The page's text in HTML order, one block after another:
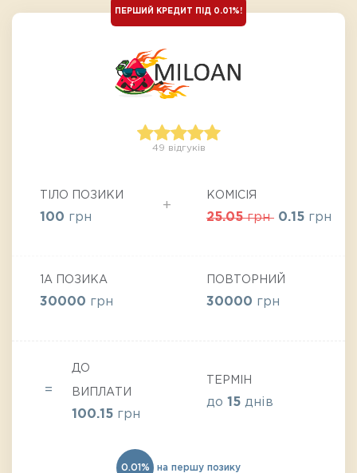
ПЕРШИЙ КРЕДИТ ПІД 0.01%!
49 відгуків
ТІЛО ПОЗИКИ
100 грн
КОМІСІЯ
25.05грн 0.15 грн
ДО
ВИПЛАТИ
100.15 грн
1А ПОЗИКА
30000 грн
ПОВТОРНИЙ
30000 грн
ТЕРМІН
до 15 днів
0.01% на першу позику